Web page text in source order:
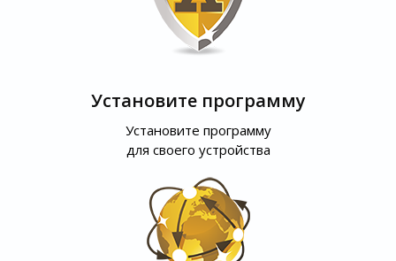
Установите программу
Установите программу
для своего устройства